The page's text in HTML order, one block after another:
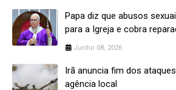
Papa diz que abusos
para a Igreja e cobra
Junho 08, 2026
Irã anuncia fim dos
agência local